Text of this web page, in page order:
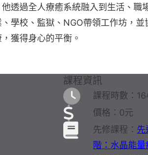
透過全人療癒系統融入到生活、職
學校、監獄、NGO帶領工作坊，
獲得身心的平衡。
課程資訊
課程時數：16
價格：0元
先修課程： 先
階：水晶能量